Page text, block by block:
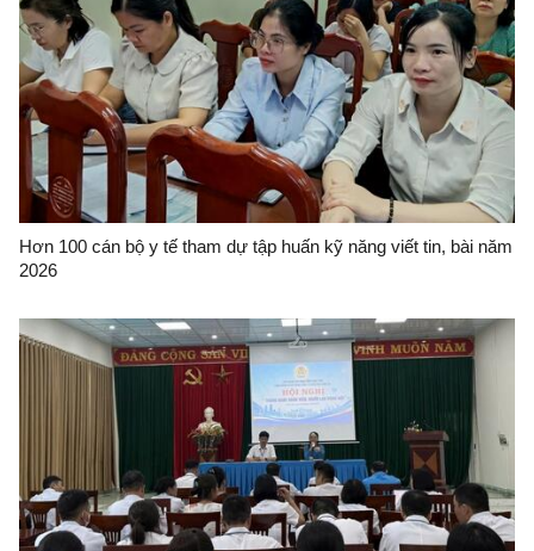
Hơn 100 cán bộ y tế tham dự tập huấn kỹ năng viết tin, bài năm
2026